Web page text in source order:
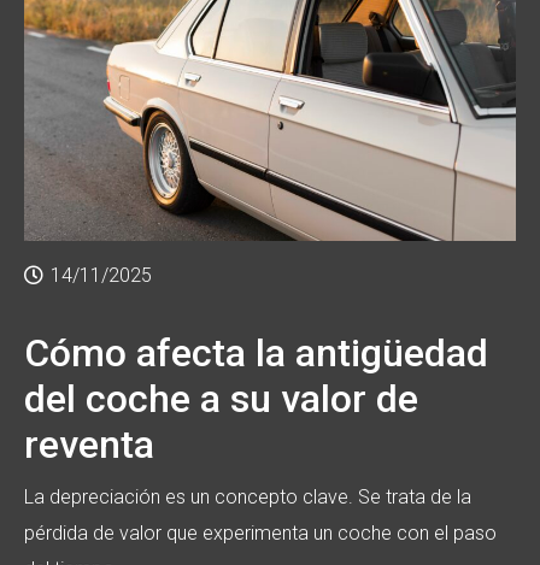
14/11/2025
Cómo afecta la antigüedad
del coche a su valor de
reventa
La depreciación es un concepto clave. Se trata de la
pérdida de valor que experimenta un coche con el paso